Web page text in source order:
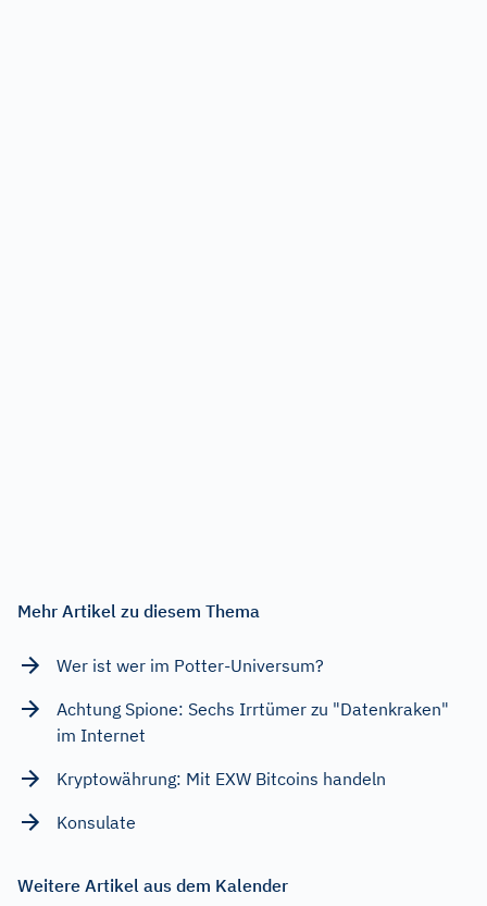
Mehr Artikel zu diesem Thema
Wer ist wer im Potter-Universum?
Achtung Spione: Sechs Irrtümer zu "Datenkraken"
im Internet
Kryptowährung: Mit EXW Bitcoins handeln
Konsulate
Weitere Artikel aus dem Kalender